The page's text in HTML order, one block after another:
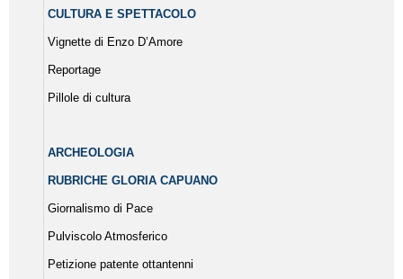
CULTURA E SPETTACOLO
Vignette di Enzo D’Amore
Reportage
Pillole di cultura
ARCHEOLOGIA
RUBRICHE GLORIA CAPUANO
Giornalismo di Pace
Pulviscolo Atmosferico
Petizione patente ottantenni